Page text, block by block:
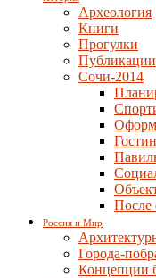
Археология
Книги
Прогулки
Публикации
Сочи-2014
После
Россия и Мир
Города-
Концепции